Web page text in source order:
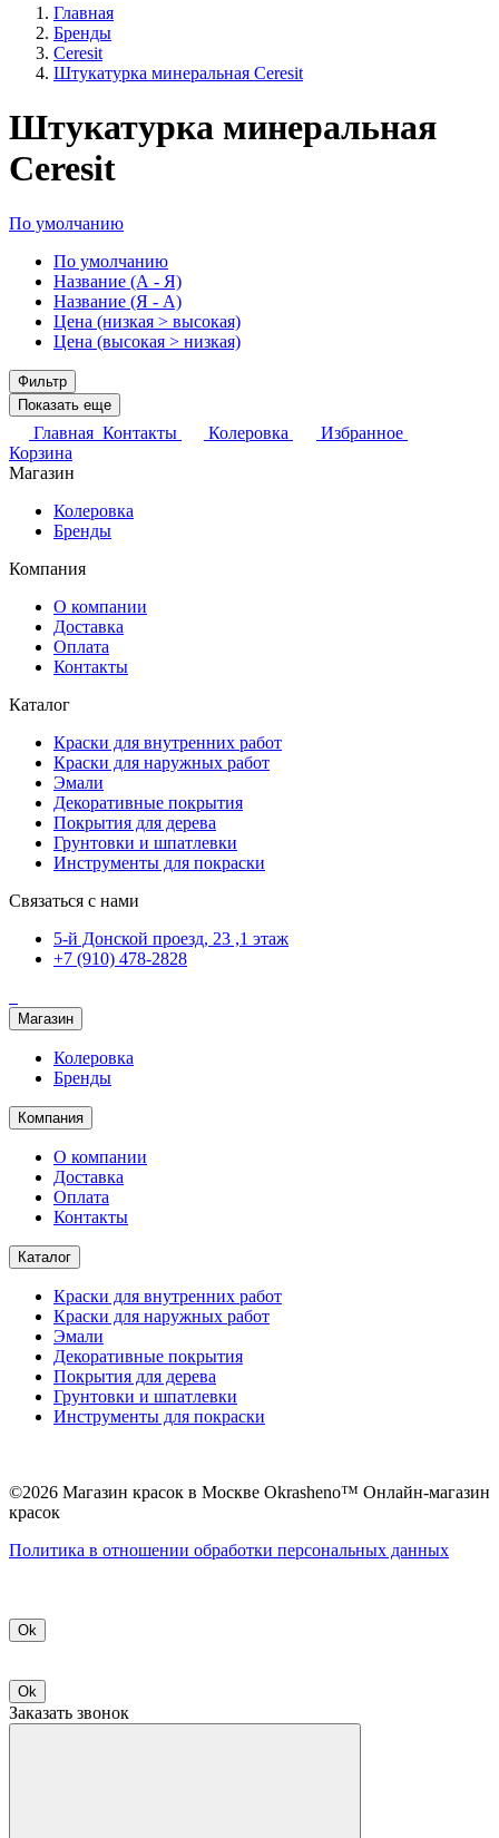
Главная
Бренды
Ceresit
Штукатурка минеральная Ceresit
Штукатурка минеральная
Ceresit
По умолчанию
По умолчанию
Название (А - Я)
Название (Я - А)
Цена (низкая > высокая)
Цена (высокая > низкая)
Фильтр
Показать еще
Главная Контакты Колеровка
Избранное
Корзина
Магазин
Колеровка
Бренды
Компания
О компании
Доставка
Оплата
Контакты
Каталог
Краски для внутренних работ
Краски для наружных работ
Эмали
Декоративные покрытия
Покрытия для дерева
Грунтовки и шпатлевки
Инструменты для покраски
Связаться с нами
5-й Донской проезд, 23 ,1 этаж
+7 (910) 478-2828
Магазин
Колеровка
Бренды
Компания
О компании
Доставка
Оплата
Контакты
Каталог
Краски для внутренних работ
Краски для наружных работ
Эмали
Декоративные покрытия
Покрытия для дерева
Грунтовки и шпатлевки
Инструменты для покраски
©2026 Магазин красок в Москве Okrasheno™ Онлайн-магазин
красок
Политикa в отношении обработки персональных данных
Ok
Ok
Заказать звонок